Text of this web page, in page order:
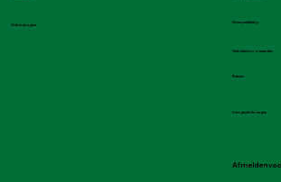
Verbindpagina
Partners
Veel gestelde vragen
Afmelden
Gebruikersvoorwaarden
Privacyverklaring